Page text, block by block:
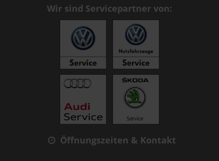
Wir sind Servicepartner von:
Öffnungszeiten & Kontakt